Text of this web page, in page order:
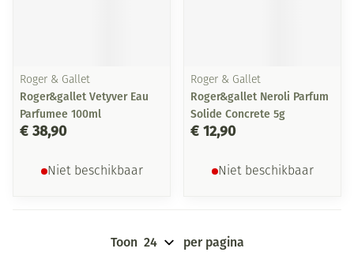
Roger & Gallet
Roger&gallet Vetyver Eau
Parfumee 100ml
€ 38,90
Niet beschikbaar
Roger & Gallet
Roger&gallet Neroli Parfum
Solide Concrete 5g
€ 12,90
Niet beschikbaar
Toon per pagina